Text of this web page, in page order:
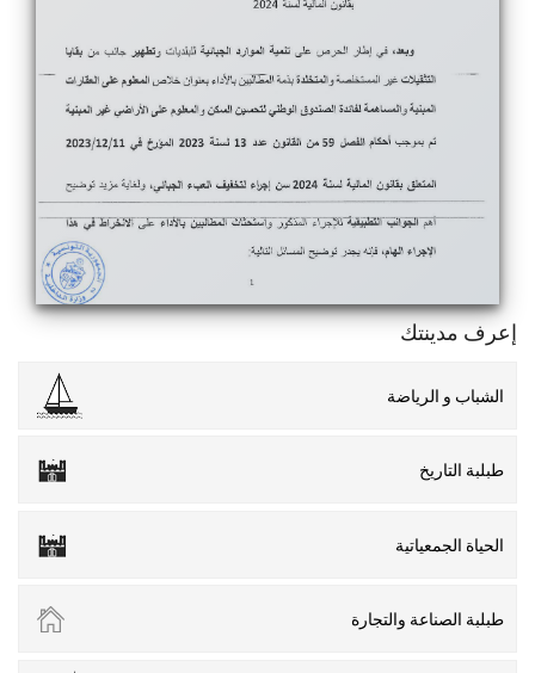
إعرف مدينتك
الشباب و الرياضة
طبلبة التاريخ
الحياة الجمعياتية
طبلبة الصناعة والتجارة